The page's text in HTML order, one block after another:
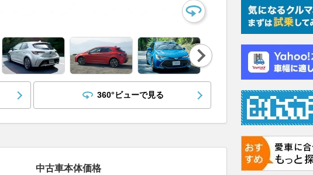
Nex
t
360°ビューで見る
中古車本体価格